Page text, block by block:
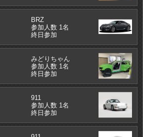
BRZ
参加人数 1名
終日参加
みどりちゃん
参加人数 1名
終日参加
911
参加人数 1名
終日参加